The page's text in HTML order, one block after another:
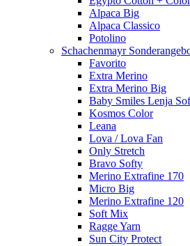
Alpaca Big
Alpaca Classico
Potolino
Schachenmayr
Favorito
Extra Merino
Extra Merino Big
Baby Smiles Lenja
Kosmos Color
Leana
Lova / Lova Fan
Only Stretch
Bravo Softy
Merino Extrafine 170
Micro Big
Merino Extrafine 120
Soft Mix
Ragge Yarn
Sun City Protect